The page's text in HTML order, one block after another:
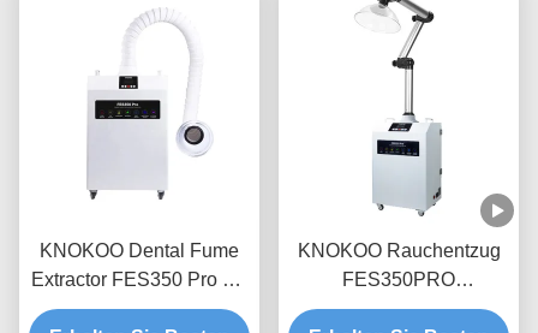
KNOKOO Dental Fume
Extractor FES350 Pro mit
460 m3/h
KNOKOO Rauchentzug
FES350PRO
Hochleistungsrauchreiniger